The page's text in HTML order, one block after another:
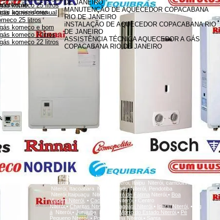
komeco 25 litros
komeco manual
25 litros
komeco e bom
komeco 7 litros
komeco 22 litros
DE JANEIRO
MANUTENÇÃO DE AQUECEDOR COPACABANA
RIO DE JANEIRO
iNSTALAÇÃO DE AQUECEDOR COPACABANA RIO
DE JANEIRO
ASSISTÊNCIA TÉCNICA AQUECEDOR A GÁS
COPACABANA RIO DE JANEIRO
aquecedores
Icaraí, Niterói, ingaNiterói, Santa Rosa Niterói, Centro Niterói,
charitas Niterói, Fonseca Niterói, Itaipu Niterói, camboinhas
Niterói, Itacoatiara Niterói, Badu Niterói, Pendotiba
Niterói,Itaipuaçu Niterói,
Bairro de Fátima Niterói,• Boa
Viagem Niterói, • Cachoeiras
Niterói,• Centro
Niterói,• Charitas Niterói, Gragoatá Niterói, • IcaraíNiterói, •
Ing
á Niterói,• Jurujuba Niterói,• Morro do Estado Niterói, • Pé
Pequeno Niterói,• Ponta d'AreiaNiterói, • Santa